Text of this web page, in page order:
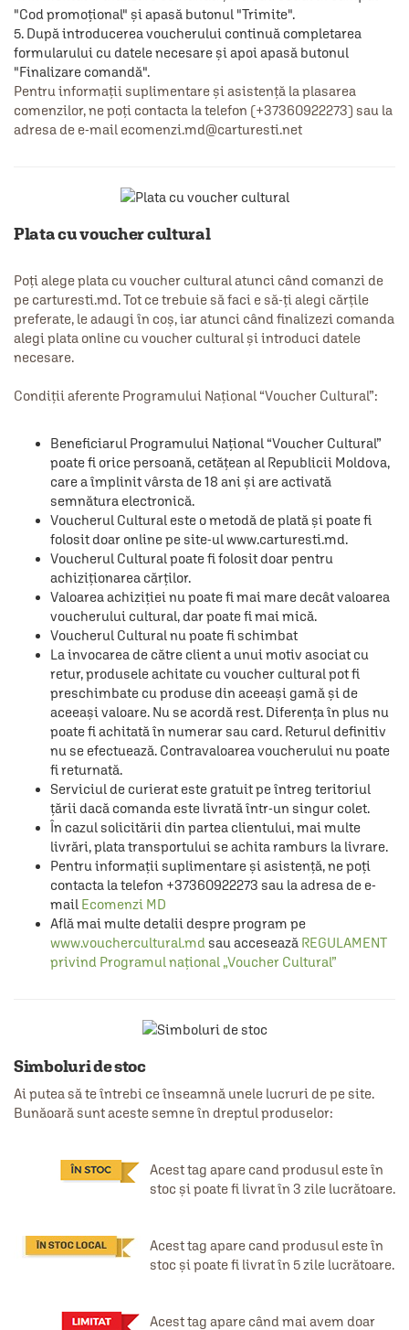
"Cod promoțional" și apasă butonul "Trimite".
5. După introducerea voucherului continuă completarea
formularului cu datele necesare și apoi apasă butonul
"Finalizare comandă".
Pentru informații suplimentare și asistență la plasarea
comenzilor, ne poți contacta la telefon (+37360922273) sau la
adresa de e-mail ecomenzi.md@carturesti.net
Plata cu voucher cultural
Poți alege plata cu voucher cultural atunci când comanzi de
pe carturesti.md. Tot ce trebuie să faci e să-ți alegi cărțile
preferate, le adaugi în coș, iar atunci când finalizezi comanda
alegi plata online cu voucher cultural și introduci datele
necesare.
Condiții aferente Programului Național “Voucher Cultural”:
Beneficiarul Programului Național “Voucher Cultural”
poate fi orice persoană, cetățean al Republicii Moldova,
care a împlinit vârsta de 18 ani și are activată
semnătura electronică.
Voucherul Cultural este o metodă de plată și poate fi
folosit doar online pe site-ul www.carturesti.md.
Voucherul Cultural poate fi folosit doar pentru
achiziționarea cărților.
Valoarea achiziției nu poate fi mai mare decât valoarea
voucherului cultural, dar poate fi mai mică.
Voucherul Cultural nu poate fi schimbat
La invocarea de către client a unui motiv asociat cu
retur, produsele achitate cu voucher cultural pot fi
preschimbate cu produse din aceeași gamă și de
aceeași valoare. Nu se acordă rest. Diferența în plus nu
poate fi achitată în numerar sau card. Returul definitiv
nu se efectuează. Contravaloarea voucherului nu poate
fi returnată.
Serviciul de curierat este gratuit pe întreg teritoriul
țării dacă comanda este livrată într-un singur colet.
În cazul solicitării din partea clientului, mai multe
livrări, plata transportului se achita ramburs la livrare.
Pentru informații suplimentare și asistență, ne poți
contacta la telefon +37360922273 sau la adresa de e-
mail Ecomenzi MD
Află mai multe detalii despre program pe
www.vouchercultural.md sau accesează REGULAMENT
privind Programul național „Voucher Cultural”
Simboluri de stoc
Ai putea să te întrebi ce înseamnă unele lucruri de pe site.
Bunăoară sunt aceste semne în dreptul produselor:
Acest tag apare cand produsul este în
stoc și poate fi livrat în 3 zile lucrătoare.
Acest tag apare cand produsul este în
stoc și poate fi livrat în 5 zile lucrătoare.
Acest tag apare când mai avem doar